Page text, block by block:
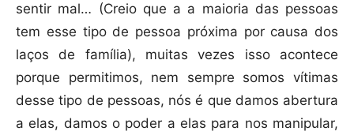
sentir mal… (Creio que a a maioria das pessoas
tem esse tipo de pessoa próxima por causa dos
laços de família), muitas vezes isso acontece
porque permitimos, nem sempre somos vítimas
desse tipo de pessoas, nós é que damos abertura
a elas, damos o poder a elas para nos manipular,